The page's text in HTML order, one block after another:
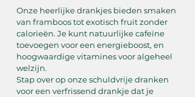
Onze heerlijke drankjes bieden smaken
van framboos tot exotisch fruit zonder
calorieën. Je kunt natuurlijke cafeïne
toevoegen voor een energieboost, en
hoogwaardige vitamines voor algeheel
welzijn.
Stap over op onze schuldvrije dranken
voor een verfrissend drankje dat je